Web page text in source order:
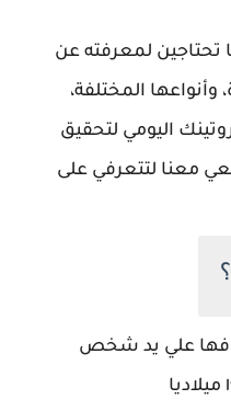
تحتاجين لمعرفته عن
وأنواعها المختلفة،
اليومي لتحقيق
معنا لتتعرفي على
علي يد شخص